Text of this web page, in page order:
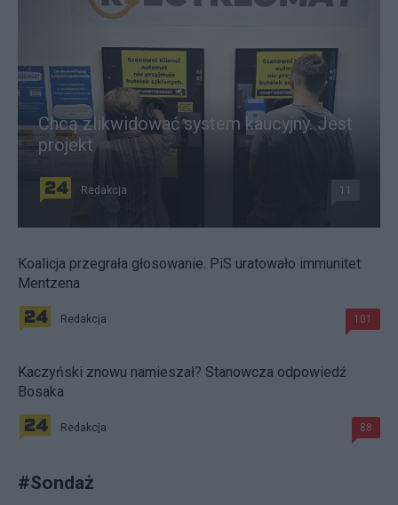
Chcą zlikwidować system kaucyjny. Jest
projekt
Redakcja 11
Koalicja przegrała głosowanie. PiS uratowało immunitet
Mentzena
Redakcja 101
Kaczyński znowu namieszał? Stanowcza odpowiedź
Bosaka
Redakcja 88
#Sondaż